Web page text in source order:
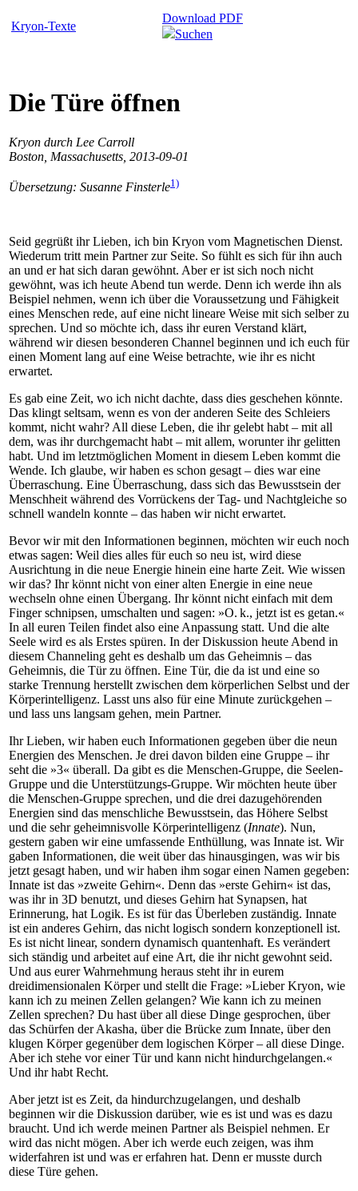
Kryon-Texte
Download PDF
Suchen
Die Türe öffnen
Kryon durch Lee Carroll
Boston, Massachusetts, 2013-09-01
Übersetzung: Susanne Finsterle1)
Seid gegrüßt ihr Lieben, ich bin Kryon vom Magnetischen Dienst.
Wiederum tritt mein Partner zur Seite. So fühlt es sich für ihn auch
an und er hat sich daran gewöhnt. Aber er ist sich noch nicht
gewöhnt, was ich heute Abend tun werde. Denn ich werde ihn als
Beispiel nehmen, wenn ich über die Voraussetzung und Fähigkeit
eines Menschen rede, auf eine nicht lineare Weise mit sich selber zu
sprechen. Und so möchte ich, dass ihr euren Verstand klärt,
während wir diesen besonderen Channel beginnen und ich euch für
einen Moment lang auf eine Weise betrachte, wie ihr es nicht
erwartet.
Es gab eine Zeit, wo ich nicht dachte, dass dies geschehen könnte.
Das klingt seltsam, wenn es von der anderen Seite des Schleiers
kommt, nicht wahr? All diese Leben, die ihr gelebt habt – mit all
dem, was ihr durchgemacht habt – mit allem, worunter ihr gelitten
habt. Und im letztmöglichen Moment in diesem Leben kommt die
Wende. Ich glaube, wir haben es schon gesagt – dies war eine
Überraschung. Eine Überraschung, dass sich das Bewusstsein der
Menschheit während des Vorrückens der Tag- und Nachtgleiche so
schnell wandeln konnte – das haben wir nicht erwartet.
Bevor wir mit den Informationen beginnen, möchten wir euch noch
etwas sagen: Weil dies alles für euch so neu ist, wird diese
Ausrichtung in die neue Energie hinein eine harte Zeit. Wie wissen
wir das? Ihr könnt nicht von einer alten Energie in eine neue
wechseln ohne einen Übergang. Ihr könnt nicht einfach mit dem
Finger schnipsen, umschalten und sagen: »O. k., jetzt ist es getan.«
In all euren Teilen findet also eine Anpassung statt. Und die alte
Seele wird es als Erstes spüren. In der Diskussion heute Abend in
diesem Channeling geht es deshalb um das Geheimnis – das
Geheimnis, die Tür zu öffnen. Eine Tür, die da ist und eine so
starke Trennung herstellt zwischen dem körperlichen Selbst und der
Körperintelligenz. Lasst uns also für eine Minute zurückgehen –
und lass uns langsam gehen, mein Partner.
Ihr Lieben, wir haben euch Informationen gegeben über die neun
Energien des Menschen. Je drei davon bilden eine Gruppe – ihr
seht die »3« überall. Da gibt es die Menschen-Gruppe, die Seelen-
Gruppe und die Unterstützungs-Gruppe. Wir möchten heute über
die Menschen-Gruppe sprechen, und die drei dazugehörenden
Energien sind das menschliche Bewusstsein, das Höhere Selbst
und die sehr geheimnisvolle Körperintelligenz (Innate). Nun,
gestern gaben wir eine umfassende Enthüllung, was Innate ist. Wir
gaben Informationen, die weit über das hinausgingen, was wir bis
jetzt gesagt haben, und wir haben ihm sogar einen Namen gegeben:
Innate ist das »zweite Gehirn«. Denn das »erste Gehirn« ist das,
was ihr in 3D benutzt, und dieses Gehirn hat Synapsen, hat
Erinnerung, hat Logik. Es ist für das Überleben zuständig. Innate
ist ein anderes Gehirn, das nicht logisch sondern konzeptionell ist.
Es ist nicht linear, sondern dynamisch quantenhaft. Es verändert
sich ständig und arbeitet auf eine Art, die ihr nicht gewohnt seid.
Und aus eurer Wahrnehmung heraus steht ihr in eurem
dreidimensionalen Körper und stellt die Frage: »Lieber Kryon, wie
kann ich zu meinen Zellen gelangen? Wie kann ich zu meinen
Zellen sprechen? Du hast über all diese Dinge gesprochen, über
das Schürfen der Akasha, über die Brücke zum Innate, über den
klugen Körper gegenüber dem logischen Körper – all diese Dinge.
Aber ich stehe vor einer Tür und kann nicht hindurchgelangen.«
Und ihr habt Recht.
Aber jetzt ist es Zeit, da hindurchzugelangen, und deshalb
beginnen wir die Diskussion darüber, wie es ist und was es dazu
braucht. Und ich werde meinen Partner als Beispiel nehmen. Er
wird das nicht mögen. Aber ich werde euch zeigen, was ihm
widerfahren ist und was er erfahren hat. Denn er musste durch
diese Türe gehen.